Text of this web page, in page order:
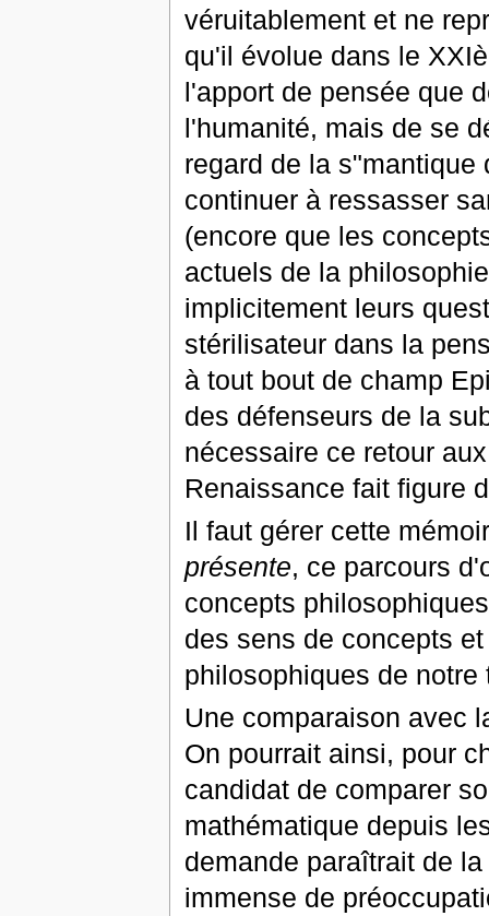
véruitablement et ne
qu'il évolue dans le
l'apport de pensée que
l'humanité, mais de se
regard de la
continuer à ressasser
(encore que les
actuels de la
implicitement leurs
stérilisateur dans la
à tout bout de champ
des défenseurs de la
nécessaire ce retour
Renaissance fait figure
Il faut gérer cette
présente, ce parcours
concepts
des sens de concepts
philosophiques de notre
Une comparaison avec
On pourrait ainsi, pour
candidat de comparer
mathématique depuis
demande paraîtrait de
immense de